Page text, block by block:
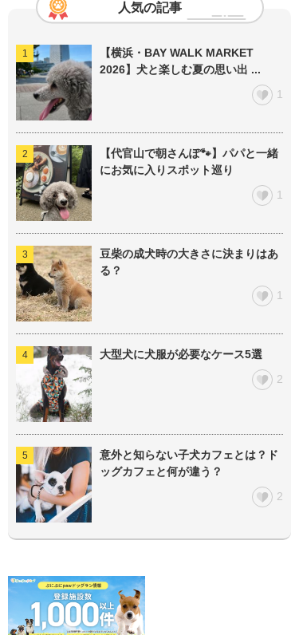
人気の記事
【横浜・BAY WALK MARKET
2026】犬と楽しむ夏の思い出 ...
1
【代官山で朝さんぽ🐾】パパと一緒
にお気に入りスポット巡り
1
豆柴の成犬時の大きさに決まりはあ
る？
1
大型犬に犬服が必要なケース5選
2
意外と知らない子犬カフェとは？ド
ッグカフェと何が違う？
2